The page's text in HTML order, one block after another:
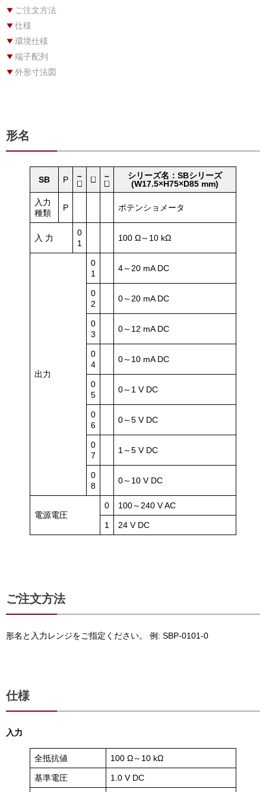
ご注文方法
仕様
環境仕様
端子配列
外形寸法図
形名
SB P – –
シリーズ名：SBシリーズ
(W17.5×H75×D85 mm)
入力
種類
P ポテンショメータ
入 力
0
1
100 Ω～10 kΩ
出力
0
1
4～20 mA DC
0
2
0～20 mA DC
0
3
0～12 mA DC
0
4
0～10 mA DC
0
5
0～1 V DC
0
6
0～5 V DC
0
7
1～5 V DC
0
8
0～10 V DC
電源電圧
0 100～240 V AC
1 24 V DC
ご注文方法
形名と入力レンジをご指定ください。 例: SBP-0101-0
仕様
入力
全抵抗値 100 Ω～10 kΩ
基準電圧 1.0 V DC